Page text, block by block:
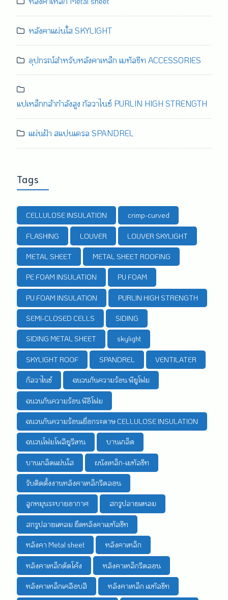
หลังคาแผ่นใส SKYLIGHT
อุปกรณ์สำหรับหลังคาเหล็ก เมทัลชีท ACCESSORIES
แปเหล็กกล้ากำลังสูง กัลวาไนซ์ PURLIN HIGH STRENGTH
แผ่นฝ้า สแปนเดรล SPANDREL
Tags
CELLULOSE INSULATION crimp-curved
FLASHING LOUVER LOUVER SKYLIGHT
METAL SHEET METAL SHEET ROOFING
PE FOAM INSULATION PU FOAM
PU FOAM INSULATION PURLIN HIGH STRENGTH
SEMI-CLOSED CELLS SIDING
SIDING METAL SHEET skylight
SKYLIGHT ROOF SPANDREL VENTILATER
กัลวาไนซ์ ฉนวนกันความร้อน พียูโฟม
ฉนวนกันความร้อน พีอีโฟม
ฉนวนกันความร้อนเยื่อกระดาษ CELLULOSE INSULATION
ฉนวนโฟมโพลียูรีเทน บานเกล็ด
บานเกล็ดแผ่นใส ผนังเหล็ก-เมทัลชีท
รับติดตั้งงานหลังคาเหล็กรีดลอน
ลูกหมุนระบายอากาศ สกรูปลายแหลม
สกรูปลายแหลม ยึดหลังคาเมทัลชีท
หลังคา Metal sheet หลังคาเหล็ก
หลังคาเหล็กดัดโค้ง หลังคาเหล็กรีดลอน
หลังคาเหล็กเคลือบสี หลังคาเหล็ก เมทัลชีท